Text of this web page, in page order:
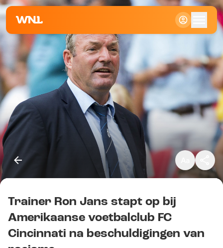
Klein
Groot
Kopieer link
Trainer Ron Jans stapt op bij
Amerikaanse voetbalclub FC
Cincinnati na beschuldigingen van